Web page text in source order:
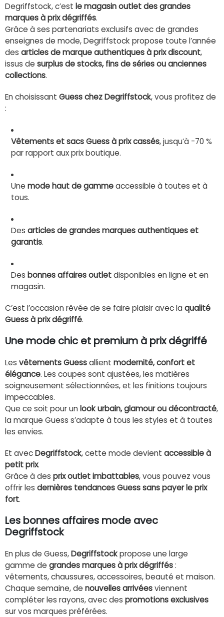
Degriffstock, c’est le magasin outlet des grandes
marques à prix dégriffés.
Grâce à ses partenariats exclusifs avec de grandes
enseignes de mode, Degriffstock propose toute l’année
des articles de marque authentiques à prix discount,
issus de surplus de stocks, fins de séries ou anciennes
collections.
En choisissant Guess chez Degriffstock, vous profitez de
:
Vêtements et sacs Guess à prix cassés, jusqu’à -70 %
par rapport aux prix boutique.
Une mode haut de gammeaccessible à toutes et à
tous.
Des articles de grandes marques authentiques et
garantis.
Des bonnes affaires outletdisponibles en ligne et en
magasin.
C’est l’occasion rêvée de se faire plaisir avec laqualité
Guess à prix dégriffé.
Une mode chic et premium à prix dégriffé
Les vêtements Guessallient modernité, confort et
élégance. Les coupes sont ajustées, les matières
soigneusement sélectionnées, et les finitions toujours
impeccables.
Que ce soit pour unlook urbain, glamour ou décontracté,
la marque Guess s’adapte à tous les styles et à toutes
les envies.
Et avecDegriffstock, cette mode devient accessible à
petit prix.
Grâce à des prix outlet imbattables, vous pouvez vous
offrir les dernières tendances Guess sans payer le prix
fort.
Les bonnes affaires mode avec
Degriffstock
En plus de Guess,Degriffstockpropose une large
gamme de grandes marques à prix dégriffés:
vêtements, chaussures, accessoires, beauté et maison.
Chaque semaine, de nouvelles arrivéesviennent
compléter les rayons, avec des promotions exclusives
sur vos marques préférées.